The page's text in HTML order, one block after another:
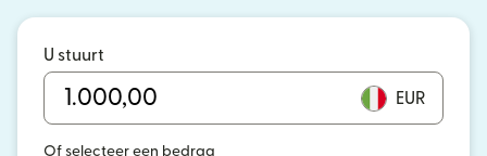
U stuurt
EUR
Of selecteer een bedrag